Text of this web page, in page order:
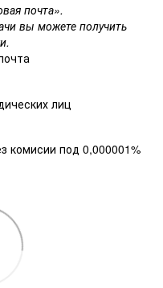
почта».
вы можете получить
лиц
комисии под 0,000001%